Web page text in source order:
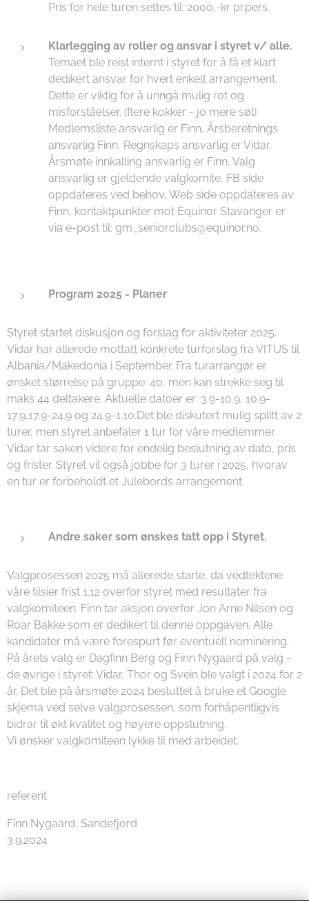
Pris for hele turen settes til: 2000,-kr pr.pers.
Klarlegging av roller og ansvar i styret v/ alle.
Temaet ble reist internt i styret for å få et klart
dedikert ansvar for hvert enkelt arrangement.
Dette er viktig for å unngå mulig rot og
misforståelser. (flere kokker - jo mere søl)
Medlemsliste ansvarlig er Finn, Årsberetnings
ansvarlig Finn, Regnskaps ansvarlig er Vidar,
Årsmøte innkalling ansvarlig er Finn, Valg
ansvarlig er gjeldende valgkomite, FB side
oppdateres ved behov, Web side oppdateres av
Finn, kontaktpunkter mot Equinor Stavanger er
via e-post til: gm_seniorclubs@equinor.no.
Program 2025 - Planer
Styret startet diskusjon og forslag for aktiviteter 2025.
Vidar har allerede mottatt konkrete turforslag fra VITUS til
Albania/Makedonia i September. Fra turarrangør er
ønsket størrelse på gruppe: 40, men kan strekke seg til
maks 44 deltakere. Aktuelle datoer er: 3.9-10.9, 10.9-
17.9,17.9-24.9 og 24.9-1.10.Det ble diskutert mulig splitt av 2
turer, men styret anbefaler 1 tur for våre medlemmer.
Vidar tar saken videre for endelig beslutning av dato, pris
og frister. Styret vil også jobbe for 3 turer i 2025, hvorav
en tur er forbeholdt et Julebords arrangement.
Andre saker som ønskes tatt opp i Styret.
Valgprosessen 2025 må allerede starte, da vedtektene
våre tilsier frist 1.12 overfor styret med resultater fra
valgkomiteen. Finn tar aksjon overfor Jon Arne Nilsen og
Roar Bakke som er dedikert til denne oppgaven. Alle
kandidater må være forespurt før eventuell nominering.
På årets valg er Dagfinn Berg og Finn Nygaard på valg -
de øvrige i styret: Vidar, Thor og Svein ble valgt i 2024 for 2
år. Det ble på årsmøte 2024 besluttet å bruke et Google
skjema ved selve valgprosessen, som forhåpentligvis
bidrar til økt kvalitet og høyere oppslutning.
Vi ønsker valgkomiteen lykke til med arbeidet.
referent
Finn Nygaard, Sandefjord
3.9.2024